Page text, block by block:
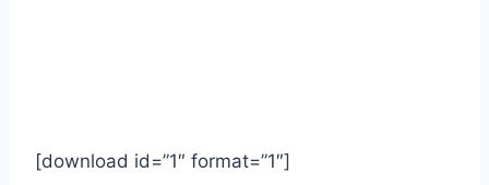
[download id=”1″ format=”1″]